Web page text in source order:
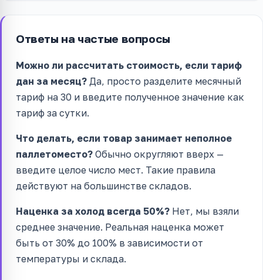
Ответы на частые вопросы
Можно ли рассчитать стоимость, если тариф
дан за месяц? Да, просто разделите месячный
тариф на 30 и введите полученное значение как
тариф за сутки.
Что делать, если товар занимает неполное
паллетоместо? Обычно округляют вверх —
введите целое число мест. Такие правила
действуют на большинстве складов.
Наценка за холод всегда 50%? Нет, мы взяли
среднее значение. Реальная наценка может
быть от 30% до 100% в зависимости от
температуры и склада.